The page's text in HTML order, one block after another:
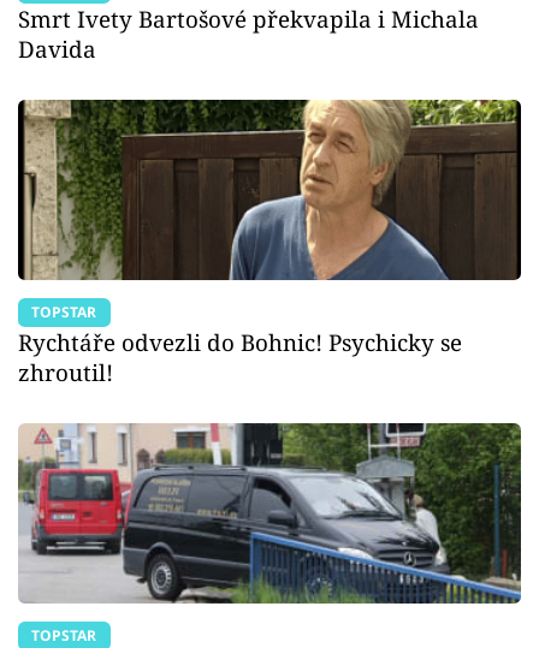
Smrt Ivety Bartošové překvapila i Michala
Davida
TOPSTAR
Rychtáře odvezli do Bohnic! Psychicky se
zhroutil!
TOPSTAR